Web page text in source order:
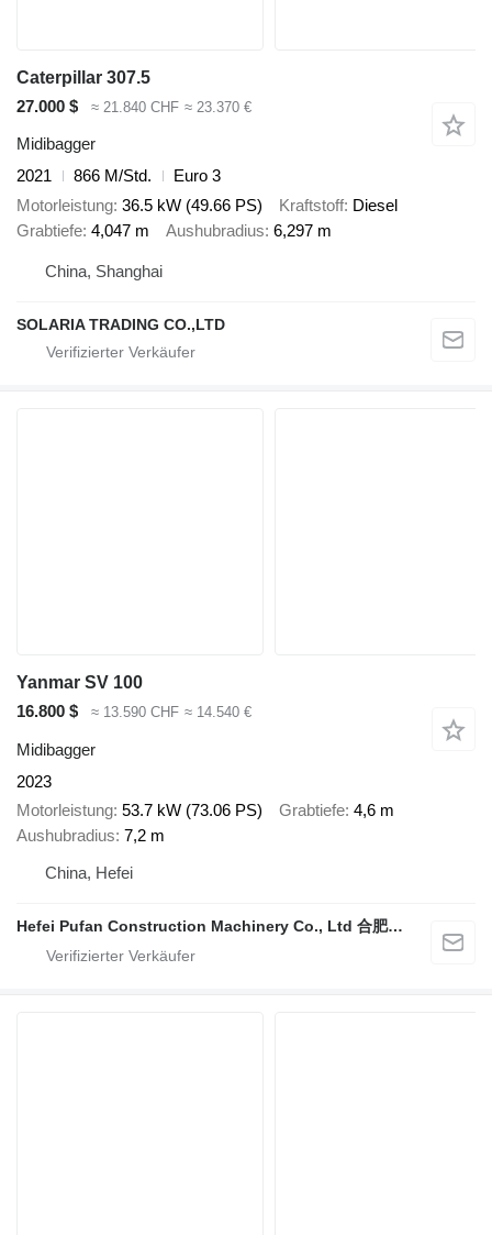
Caterpillar 307.5
27.000 $
≈ 21.840 CHF ≈ 23.370 €
Midibagger
2021
866 M/Std.
Euro 3
Motorleistung 36.5 kW (49.66 PS) Kraftstoff Diesel
Grabtiefe 4,047 m Aushubradius 6,297 m
China, Shanghai
SOLARIA TRADING CO.,LTD
Yanmar SV 100
16.800 $
≈ 13.590 CHF ≈ 14.540 €
Midibagger
2023
Motorleistung 53.7 kW (73.06 PS) Grabtiefe 4,6 m
Aushubradius 7,2 m
China, Hefei
Hefei Pufan Construction Machinery Co., Ltd 合肥朴凡工程机械有限公司